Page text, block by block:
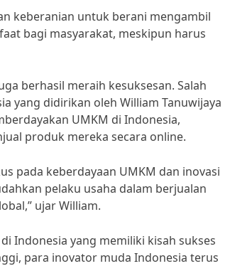
keberanian untuk berani mengambil
bagi masyarakat, meskipun harus
berhasil meraih kesuksesan. Salah
yang didirikan oleh William Tanuwijaya
UMKM di Indonesia,
produk mereka secara online.
pada keberdayaan UMKM dan inovasi
pelaku usaha dalam berjualan
ujar William.
Indonesia yang memiliki kisah sukses
para inovator muda Indonesia terus